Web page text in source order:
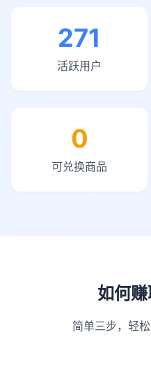
271
活跃用户
0
可兑换商品
如何赚
简单三步，轻